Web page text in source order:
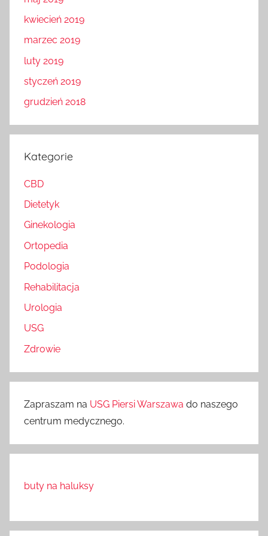
kwiecień 2019
marzec 2019
luty 2019
styczeń 2019
grudzień 2018
Kategorie
CBD
Dietetyk
Ginekologia
Ortopedia
Podologia
Rehabilitacja
Urologia
USG
Zdrowie
Zapraszam na USG Piersi Warszawa do naszego
centrum medycznego.
buty na haluksy